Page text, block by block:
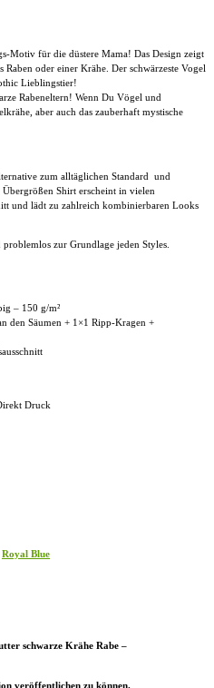
Motiv für die düstere Mama! Das Design zeigt
oder einer Krähe. Der schwärzeste Vogel
Lieblingstier!
Rabeneltern! Wenn Du Vögel und
aber auch das zauberhaft mystische
zum alltäglichen Standard und
Übergrößen Shirt erscheint in vielen
und lädt zu zahlreich kombinierbaren Looks
problemlos zur Grundlage jeden Styles.
– 150 g/m²
den Säumen + 1×1 Ripp-Kragen +
Druck
Royal Blue
schwarze Krähe Rabe –
veröffentlichen zu können.